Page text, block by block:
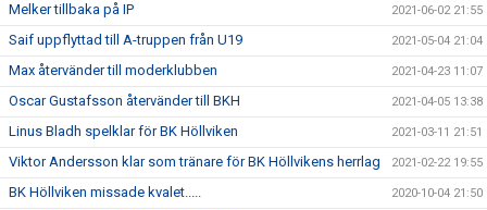
Melker tillbaka på IP 2021-06-02 21:55
Saif uppflyttad till A-truppen från U19 2021-05-04 21:04
Max återvänder till moderklubben 2021-04-23 11:07
Oscar Gustafsson återvänder till BKH 2021-04-05 13:38
Linus Bladh spelklar för BK Höllviken 2021-03-11 21:51
Viktor Andersson klar som tränare för BK Höllvikens herrlag 2021-02-22 19:55
BK Höllviken missade kvalet..... 2020-10-04 21:50